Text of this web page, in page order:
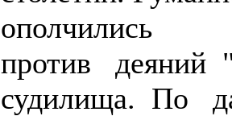
ополчились
против деяний
судилища. По